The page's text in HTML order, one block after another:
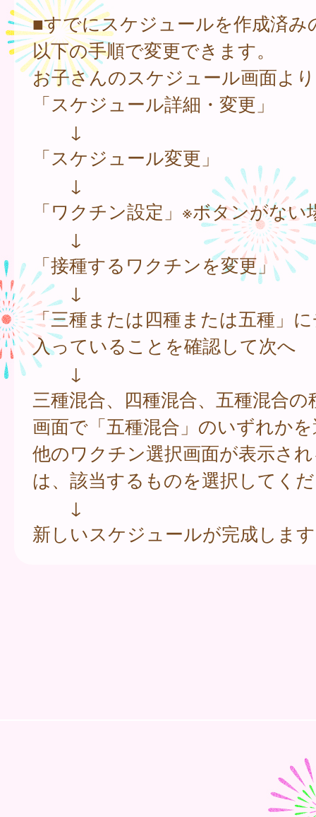
■すでにスケジュールを作成済み
以下の手順で変更できます。
お子さんのスケジュール画面より
「スケジュール詳細・変更」
↓
「スケジュール変更」
↓
「ワクチン設定」※ボタンがない
↓
「接種するワクチンを変更」
↓
「三種または四種または五種」
入っていることを確認して次へ
↓
三種混合、四種混合、五種混合の
画面で「五種混合」のいずれか
他のワクチン選択画面が表示さ
は、該当するものを選択してく
↓
新しいスケジュールが完成しま